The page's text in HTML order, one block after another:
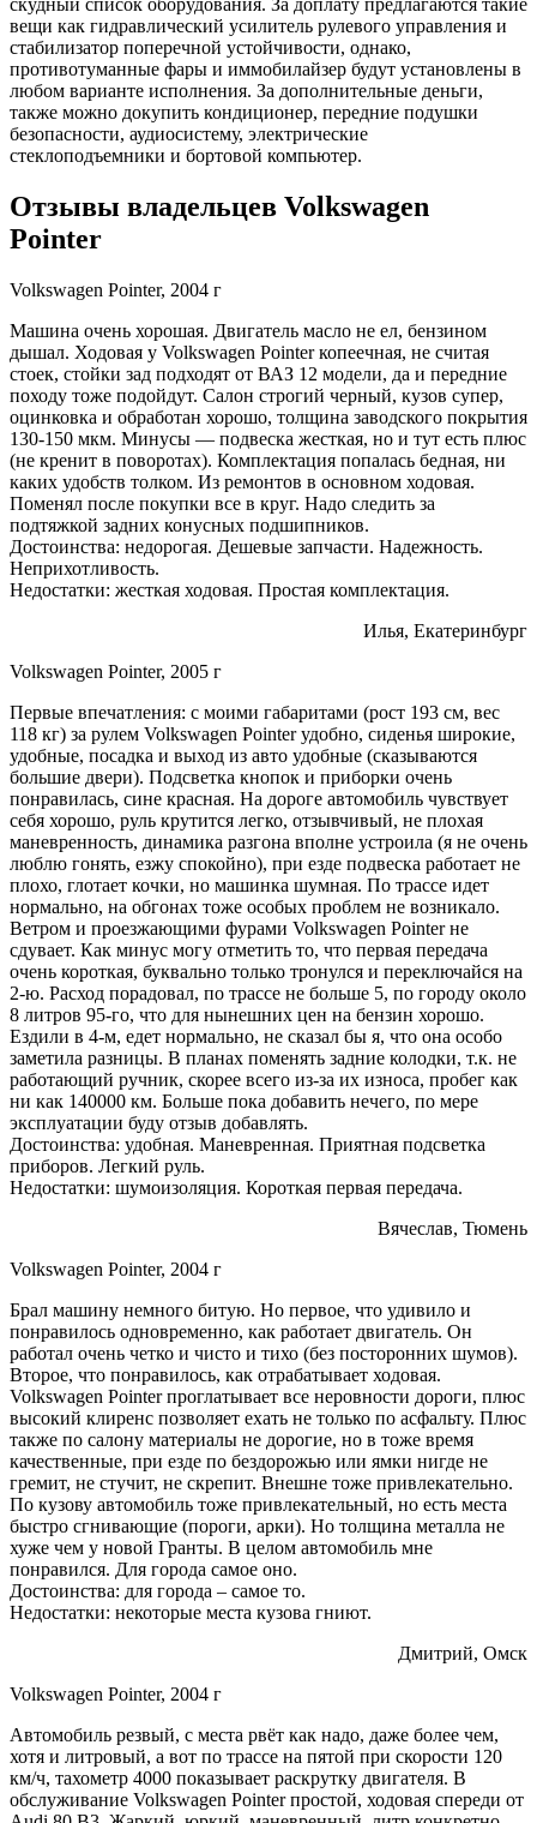
скудный список оборудования. За доплату предлагаются такие
вещи как гидравлический усилитель рулевого управления и
стабилизатор поперечной устойчивости, однако,
противотуманные фары и иммобилайзер будут установлены в
любом варианте исполнения. За дополнительные деньги,
также можно докупить кондиционер, передние подушки
безопасности, аудиосистему, электрические
стеклоподъемники и бортовой компьютер.
Отзывы владельцев Volkswagen
Pointer
Volkswagen Pointer, 2004 г
Машина очень хорошая. Двигатель масло не ел, бензином
дышал. Ходовая у Volkswagen Pointer копеечная, не считая
стоек, стойки зад подходят от ВАЗ 12 модели, да и передние
походу тоже подойдут. Салон строгий черный, кузов супер,
оцинковка и обработан хорошо, толщина заводского покрытия
130-150 мкм. Минусы — подвеска жесткая, но и тут есть плюс
(не кренит в поворотах). Комплектация попалась бедная, ни
каких удобств толком. Из ремонтов в основном ходовая.
Поменял после покупки все в круг. Надо следить за
подтяжкой задних конусных подшипников.
Достоинства: недорогая. Дешевые запчасти. Надежность.
Неприхотливость.
Недостатки: жесткая ходовая. Простая комплектация.
Илья, Екатеринбург
Volkswagen Pointer, 2005 г
Первые впечатления: с моими габаритами (рост 193 см, вес
118 кг) за рулем Volkswagen Pointer удобно, сиденья широкие,
удобные, посадка и выход из авто удобные (сказываются
большие двери). Подсветка кнопок и приборки очень
понравилась, сине красная. На дороге автомобиль чувствует
себя хорошо, руль крутится легко, отзывчивый, не плохая
маневренность, динамика разгона вполне устроила (я не очень
люблю гонять, езжу спокойно), при езде подвеска работает не
плохо, глотает кочки, но машинка шумная. По трассе идет
нормально, на обгонах тоже особых проблем не возникало.
Ветром и проезжающими фурами Volkswagen Pointer не
сдувает. Как минус могу отметить то, что первая передача
очень короткая, буквально только тронулся и переключайся на
2-ю. Расход порадовал, по трассе не больше 5, по городу около
8 литров 95-го, что для нынешних цен на бензин хорошо.
Ездили в 4-м, едет нормально, не сказал бы я, что она особо
заметила разницы. В планах поменять задние колодки, т.к. не
работающий ручник, скорее всего из-за их износа, пробег как
ни как 140000 км. Больше пока добавить нечего, по мере
эксплуатации буду отзыв добавлять.
Достоинства: удобная. Маневренная. Приятная подсветка
приборов. Легкий руль.
Недостатки: шумоизоляция. Короткая первая передача.
Вячеслав, Тюмень
Volkswagen Pointer, 2004 г
Брал машину немного битую. Но первое, что удивило и
понравилось одновременно, как работает двигатель. Он
работал очень четко и чисто и тихо (без посторонних шумов).
Второе, что понравилось, как отрабатывает ходовая.
Volkswagen Pointer проглатывает все неровности дороги, плюс
высокий клиренс позволяет ехать не только по асфальту. Плюс
также по салону материалы не дорогие, но в тоже время
качественные, при езде по бездорожью или ямки нигде не
гремит, не стучит, не скрепит. Внешне тоже привлекательно.
По кузову автомобиль тоже привлекательный, но есть места
быстро сгнивающие (пороги, арки). Но толщина металла не
хуже чем у новой Гранты. В целом автомобиль мне
понравился. Для города самое оно.
Достоинства: для города – самое то.
Недостатки: некоторые места кузова гниют.
Дмитрий, Омск
Volkswagen Pointer, 2004 г
Автомобиль резвый, с места рвёт как надо, даже более чем,
хотя и литровый, а вот по трассе на пятой при скорости 120
км/ч, тахометр 4000 показывает раскрутку двигателя. В
обслуживание Volkswagen Pointer простой, ходовая спереди от